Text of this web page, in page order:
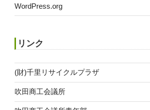
WordPress.org
リンク
(財)千里リサイクルプラザ
吹田商工会議所